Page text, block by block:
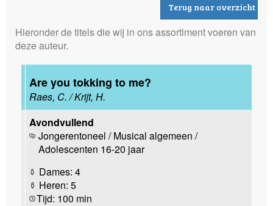
Terug naar overzicht
Hieronder de titels die wij in ons assortiment voeren van
deze auteur.
Are you tokking to me?
Raes, C. / Krijt, H.
Avondvullend
Jongerentoneel / Musical algemeen /
Adolescenten 16-20 jaar
Dames: 4
Heren: 5
Tijd: 100 min